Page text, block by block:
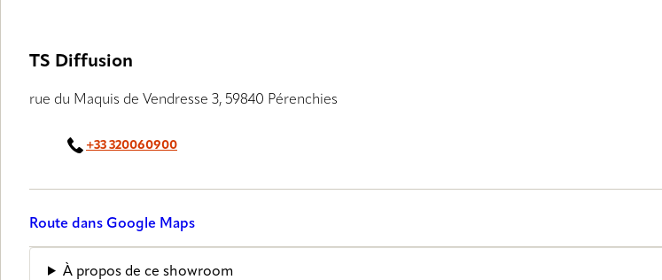
TS Diffusion
rue du Maquis de Vendresse 3, 59840 Pérenchies
+33 320060900
Route dans Google Maps
À propos de ce showroom